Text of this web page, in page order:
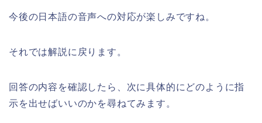
今後の日本語の音声への対応が楽しみですね。
それでは解説に戻ります。
回答の内容を確認したら、次に具体的にどのように指
示を出せばいいのかを尋ねてみます。